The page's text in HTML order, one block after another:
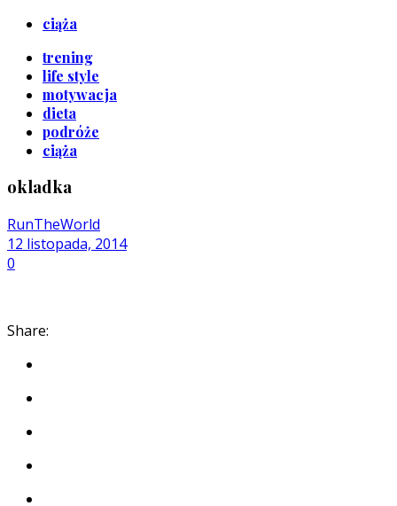
ciąża
trening
life style
motywacja
dieta
podróże
ciąża
okladka
RunTheWorld
12 listopada, 2014
0
Share: